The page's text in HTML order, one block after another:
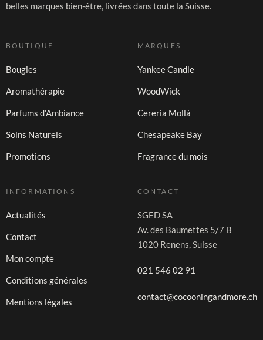
belles marques bien-être, livrées dans toute la Suisse.
BOUTIQUE
Bougies
Aromathérapie
Parfums d'Ambiance
Soins Naturels
Promotions
MARQUES
Yankee Candle
WoodWick
Cereria Mollá
Chesapeake Bay
Fragrance du mois
INFORMATIONS
Actualités
Contact
Mon compte
Conditions générales
Mentions légales
CONTACT
SGED SA
Av. des Baumettes 5/7 B
1020 Renens, Suisse
021 546 02 91
contact@cocooningandmore.ch